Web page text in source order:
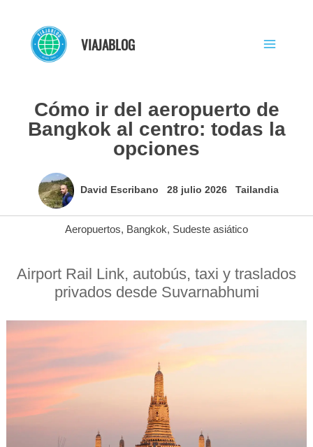
contenido
VIAJABLOG
Cómo ir del aeropuerto de
Bangkok al centro: todas la
opciones
David Escribano 28 julio 2026 Tailandia
Aeropuertos, Bangkok, Sudeste asiático
Airport Rail Link, autobús, taxi y traslados
privados desde Suvarnabhumi